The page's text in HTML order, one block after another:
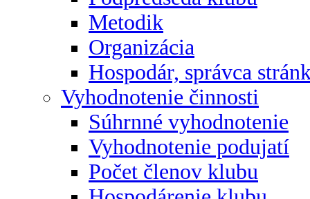
Metodik
Organizácia
Hospodár, správca
Vyhodnotenie činnosti
Súhrnné vyhodnotenie
Vyhodnotenie podujatí
Počet členov klubu